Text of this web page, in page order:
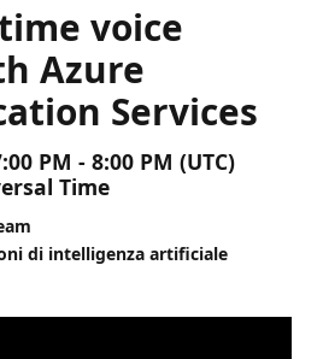
voice
Azure
Services
PM - 8:00 PM (UTC)
Time
di intelligenza artificiale